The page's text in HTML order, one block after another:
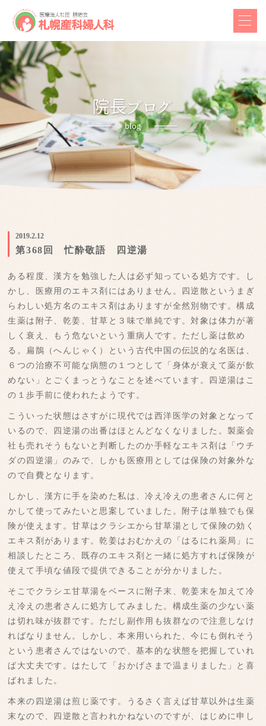
2019.2.12
第368回 忙酔敬語 四逆湯
ある程度、漢方を勉強した人は必ず知っている処方です。し
かし、医療用のエキス剤にはありません。四逆散というまぎ
らわしい処方名のエキス剤はありますが全然別物です。構成
生薬は附子、乾姜、甘草と３味で単純です。対象は体力が著
しく衰え、もう危ないという重病人です。ただし薬は飲め
る。扁鵲（へんじゃく）という古代中国の伝説的な名医は、
６つの治療不可能な病態の１つとして「身体が衰えて薬が飲
めない」とごくまっとうなことを述べています。四逆湯はこ
の１歩手前に使われたようです。
こういった状態はさすがに現代では西洋医学の対象となって
いるので、四逆湯の出番はほとんどなくなりました。製薬会
社も売れそうもないと判断したのか手軽なエキス剤は「ウチ
ダの四逆湯」のみで、しかも医療用としては保険の対象外な
ので自費となります。
しかし、漢方に手を染めた私は、冷え冷えの患者さんに何と
かして使ってみたいと思案していました。附子は単独でも保
険が使えます。甘草はクラシエから甘草湯として保険の効く
エキス剤があります。乾姜はおむかえの「はるにれ薬局」に
相談したところ、既存のエキス剤と一緒に処方すれば保険が
使えて手頃な値段で提供できることが分かりました。
そこでクラシエ甘草湯をベースに附子末、乾姜末を加えて冷
え冷えの患者さんに処方してみました。構成生薬の少ない薬
は切れ味が抜群です。ただし副作用も抜群なので注意しなけ
ればなりません。しかし、本来用いられた、今にも倒れそう
という患者さんではないので、基本的な状態を把握していれ
ば大丈夫です。はたして「おかげさまで温まりました」と喜
ばれました。
本来の四逆湯は煎じ薬です。うるさく言えば甘草以外は生薬
末なので、四逆散と言われかねないのですが、はじめに申し